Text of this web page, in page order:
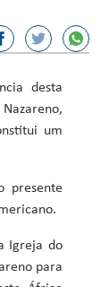
desta
um
presente
Igreja do
para